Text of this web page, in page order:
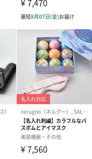
）
り異なる